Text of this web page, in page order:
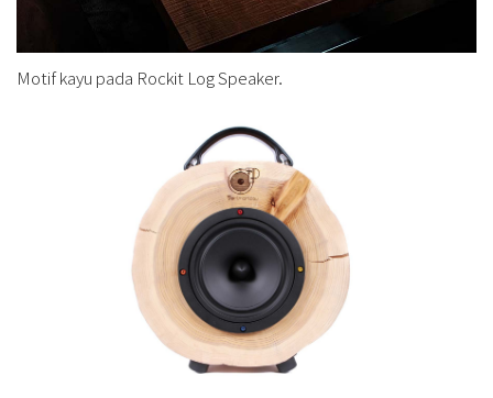
Motif kayu pada Rockit Log Speaker.